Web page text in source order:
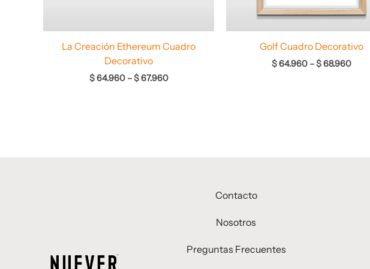
La Creación Ethereum Cuadro
Decorativo
$64.960 –$67.960
Golf Cuadro Decorativo
$64.960 –$68.960
Contacto
Nosotros
Preguntas Frecuentes